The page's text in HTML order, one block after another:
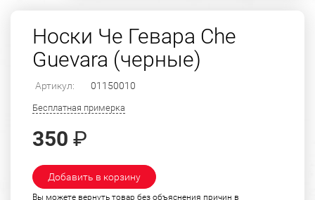
Носки Че Гевара Che
Guevara (черные)
Артикул: 01150010
Бесплатная примерка
350 ₽
Добавить в корзину
Вы можете вернуть товар без объяснения причин в